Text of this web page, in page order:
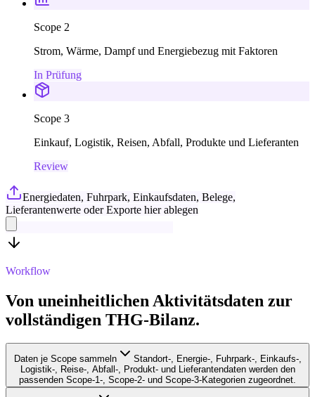
Scope 2
Strom, Wärme, Dampf und Energiebezug mit Faktoren
In Prüfung
Scope 3
Einkauf, Logistik, Reisen, Abfall, Produkte und Lieferanten
Review
Energiedaten, Fuhrpark, Einkaufsdaten, Belege,
Lieferantenwerte oder Exporte hier ablegen
Workflow
Von uneinheitlichen Aktivitätsdaten zur
vollständigen THG-Bilanz.
Daten je Scope sammeln
Standort-, Energie-, Fuhrpark-, Einkaufs-,
Logistik-, Reise-, Abfall-, Produkt- und Lieferantendaten werden den
passenden Scope-1-, Scope-2- und Scope-3-Kategorien zugeordnet.